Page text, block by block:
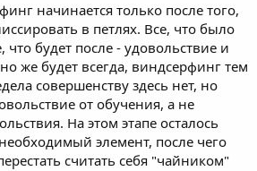
начинается только после того,
в петлях. Все, что было
что будет после - удовольствие и
же будет всегда, виндсерфинг тем
совершенству здесь нет, но
от обучения, а не
На этом этапе осталось
элемент, после чего
считать себя "чайником"